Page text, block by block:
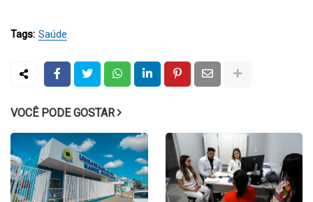
Tags: Saúde
VOCÊ PODE GOSTAR